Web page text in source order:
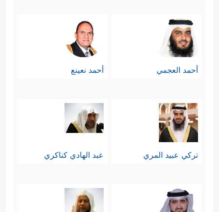
أحمد العجمي أحمد نعينع
تركي عبيد المري عبد الهادي كناكري